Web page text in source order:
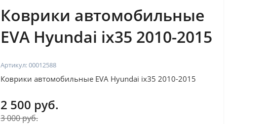
Коврики автомобильные
EVA Hyundai ix35 2010-2015
Артикул:00012588
Коврики автомобильные EVA Hyundai ix35 2010-2015
2 500 руб.
3 000 руб.